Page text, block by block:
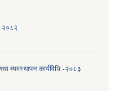
२०८२
ब्यबस्थापन कार्यविधि -२०८३